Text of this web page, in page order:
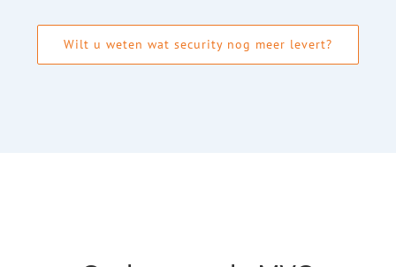
Wilt u weten wat security nog meer levert?